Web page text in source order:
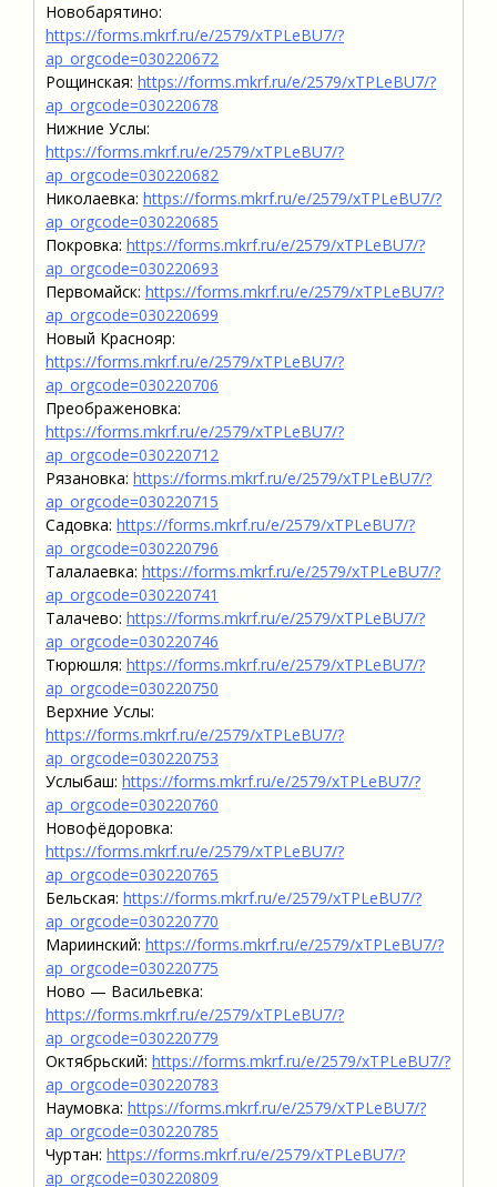
Новобарятино:
https://forms.mkrf.ru/e/2579/xTPLeBU7/?
ap_orgcode=030220672
Рощинская: https://forms.mkrf.ru/e/2579/xTPLeBU7/?
ap_orgcode=030220678
Нижние Услы:
https://forms.mkrf.ru/e/2579/xTPLeBU7/?
ap_orgcode=030220682
Николаевка: https://forms.mkrf.ru/e/2579/xTPLeBU7/?
ap_orgcode=030220685
Покровка: https://forms.mkrf.ru/e/2579/xTPLeBU7/?
ap_orgcode=030220693
Первомайск: https://forms.mkrf.ru/e/2579/xTPLeBU7/?
ap_orgcode=030220699
Новый Краснояр:
https://forms.mkrf.ru/e/2579/xTPLeBU7/?
ap_orgcode=030220706
Преображеновка:
https://forms.mkrf.ru/e/2579/xTPLeBU7/?
ap_orgcode=030220712
Рязановка: https://forms.mkrf.ru/e/2579/xTPLeBU7/?
ap_orgcode=030220715
Садовка: https://forms.mkrf.ru/e/2579/xTPLeBU7/?
ap_orgcode=030220796
Талалаевка: https://forms.mkrf.ru/e/2579/xTPLeBU7/?
ap_orgcode=030220741
Талачево: https://forms.mkrf.ru/e/2579/xTPLeBU7/?
ap_orgcode=030220746
Тюрюшля: https://forms.mkrf.ru/e/2579/xTPLeBU7/?
ap_orgcode=030220750
Верхние Услы:
https://forms.mkrf.ru/e/2579/xTPLeBU7/?
ap_orgcode=030220753
Услыбаш: https://forms.mkrf.ru/e/2579/xTPLeBU7/?
ap_orgcode=030220760
Новофёдоровка:
https://forms.mkrf.ru/e/2579/xTPLeBU7/?
ap_orgcode=030220765
Бельская: https://forms.mkrf.ru/e/2579/xTPLeBU7/?
ap_orgcode=030220770
Мариинский: https://forms.mkrf.ru/e/2579/xTPLeBU7/?
ap_orgcode=030220775
Ново — Васильевка:
https://forms.mkrf.ru/e/2579/xTPLeBU7/?
ap_orgcode=030220779
Октябрьский: https://forms.mkrf.ru/e/2579/xTPLeBU7/?
ap_orgcode=030220783
Наумовка: https://forms.mkrf.ru/e/2579/xTPLeBU7/?
ap_orgcode=030220785
Чуртан: https://forms.mkrf.ru/e/2579/xTPLeBU7/?
ap_orgcode=030220809